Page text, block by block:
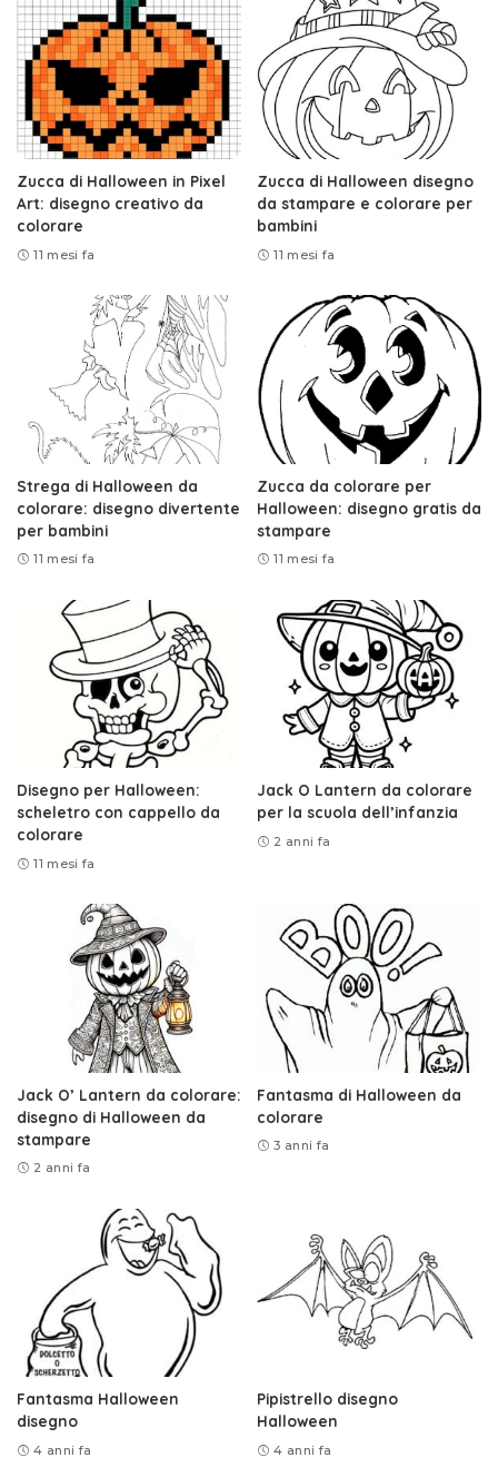
Zucca di Halloween in Pixel
Art: disegno creativo da
colorare
11 mesi fa
Zucca di Halloween disegno
da stampare e colorare per
bambini
11 mesi fa
Strega di Halloween da
colorare: disegno divertente
per bambini
11 mesi fa
Zucca da colorare per
Halloween: disegno gratis da
stampare
11 mesi fa
Disegno per Halloween:
scheletro con cappello da
colorare
11 mesi fa
Jack O Lantern da colorare
per la scuola dell’infanzia
2 anni fa
Jack O’ Lantern da colorare:
disegno di Halloween da
stampare
2 anni fa
Fantasma di Halloween da
colorare
3 anni fa
Fantasma Halloween
disegno
4 anni fa
Pipistrello disegno
Halloween
4 anni fa